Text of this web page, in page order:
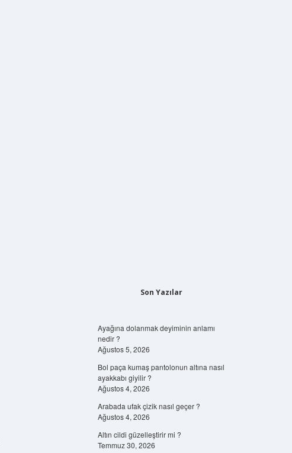
Son Yazılar
Ayağına dolanmak deyiminin anlamı
nedir ?
Ağustos 5, 2026
Bol paça kumaş pantolonun altına nasıl
ayakkabı giyilir ?
Ağustos 4, 2026
Arabada ufak çizik nasıl geçer ?
Ağustos 4, 2026
Altın cildi güzelleştirir mi ?
Temmuz 30, 2026